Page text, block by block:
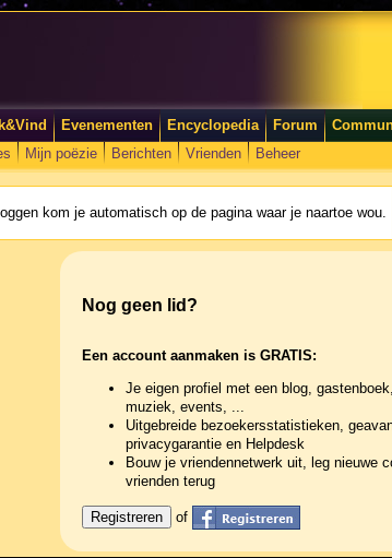
Evenementen Encyclopedia Forum
Mijn poëzie Berichten Vrienden Beheer
kom je automatisch op de pagina waar je naartoe wou.
Nog geen lid?
Een account aanmaken is GRATIS:
Je eigen profiel met een blog,
muziek, events, ...
Uitgebreide bezoekersstatistieken,
privacygarantie en Helpdesk
Bouw je vriendennetwerk uit, leg nieuwe
vrienden terug
of